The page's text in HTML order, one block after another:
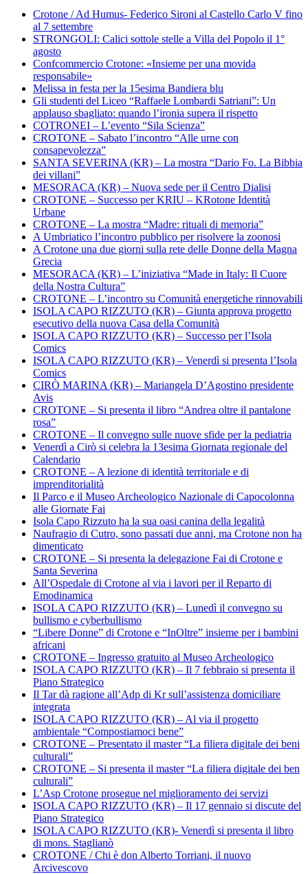
Crotone / Ad Humus- Federico Sironi al Castello Carlo V fino
al 7 settembre
STRONGOLI: Calici sottole stelle a Villa del Popolo il 1°
agosto
Confcommercio Crotone: «Insieme per una movida
responsabile»
Melissa in festa per la 15esima Bandiera blu
Gli studenti del Liceo “Raffaele Lombardi Satriani”: Un
applauso sbagliato: quando l’ironia supera il rispetto
COTRONEI – L’evento “Sila Scienza”
CROTONE – Sabato l’incontro “Alle urne con
consapevolezza”
SANTA SEVERINA (KR) – La mostra “Dario Fo. La Bibbia
dei villani”
MESORACA (KR) – Nuova sede per il Centro Dialisi
CROTONE – Successo per KRIU – KRotone Identità
Urbane
CROTONE – La mostra “Madre: rituali di memoria”
A Umbriatico l’incontro pubblico per risolvere la zoonosi
A Crotone una due giorni sulla rete delle Donne della Magna
Grecia
MESORACA (KR) – L’iniziativa “Made in Italy: Il Cuore
della Nostra Cultura”
CROTONE – L’incontro su Comunità energetiche rinnovabili
ISOLA CAPO RIZZUTO (KR) – Giunta approva progetto
esecutivo della nuova Casa della Comunità
ISOLA CAPO RIZZUTO (KR) – Successo per l’Isola
Comics
ISOLA CAPO RIZZUTO (KR) – Venerdì si presenta l’Isola
Comics
CIRÒ MARINA (KR) – Mariangela D’Agostino presidente
Avis
CROTONE – Si presenta il libro “Andrea oltre il pantalone
rosa”
CROTONE – Il convegno sulle nuove sfide per la pediatria
Venerdì a Cirò si celebra la 13esima Giornata regionale del
Calendario
CROTONE – A lezione di identità territoriale e di
imprenditorialità
Il Parco e il Museo Archeologico Nazionale di Capocolonna
alle Giornate Fai
Isola Capo Rizzuto ha la sua oasi canina della legalità
Naufragio di Cutro, sono passati due anni, ma Crotone non ha
dimenticato
CROTONE – Si presenta la delegazione Fai di Crotone e
Santa Severina
All’Ospedale di Crotone al via i lavori per il Reparto di
Emodinamica
ISOLA CAPO RIZZUTO (KR) – Lunedì il convegno su
bullismo e cyberbullismo
“Libere Donne” di Crotone e “InOltre” insieme per i bambini
africani
CROTONE – Ingresso gratuito al Museo Archeologico
ISOLA CAPO RIZZUTO (KR) – Il 7 febbraio si presenta il
Piano Strategico
Il Tar dà ragione all’Adp di Kr sull’assistenza domiciliare
integrata
ISOLA CAPO RIZZUTO (KR) – Al via il progetto
ambientale “Compostiamoci bene”
CROTONE – Presentato il master “La filiera digitale dei beni
culturali”
CROTONE – Si presenta il master “La filiera digitale dei ben
culturali”
L’Asp Crotone prosegue nel miglioramento dei servizi
ISOLA CAPO RIZZUTO (KR) – Il 17 gennaio si discute del
Piano Strategico
ISOLA CAPO RIZZUTO (KR)- Venerdì si presenta il libro
di mons. Staglianò
CROTONE / Chi è don Alberto Torriani, il nuovo
Arcivescovo